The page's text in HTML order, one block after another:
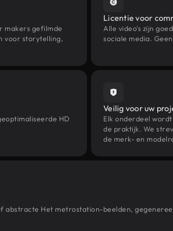
makers gefilmde
voor storytelling,
Licentie voor
Alle video's zijn
sociale media.
HD
Veilig voor uw
Elk onderdeel
de praktijk. We
de merk- en
Het metrostation-beelden,